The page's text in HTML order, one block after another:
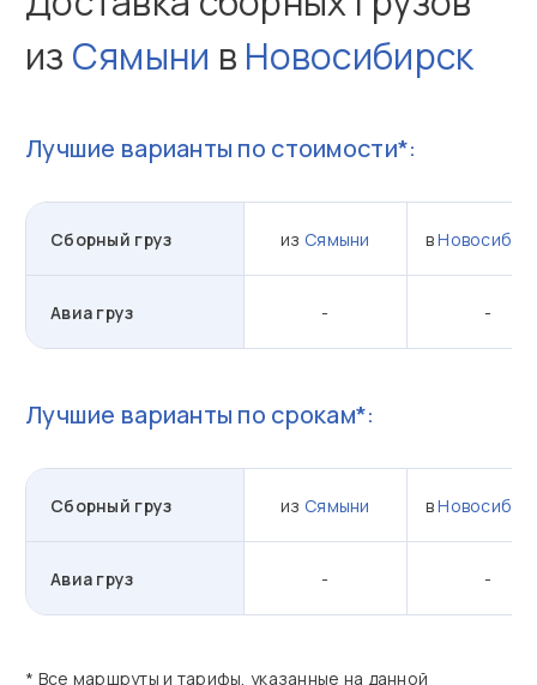
из Сямыни в Новосибирск
Лучшие варианты по стоимости*:
Сборный груз из Сямыни в
Авиа груз - -
Лучшие варианты по срокам*:
Сборный груз из Сямыни в
Авиа груз - -
* Все маршруты и тарифы, указанные на данной